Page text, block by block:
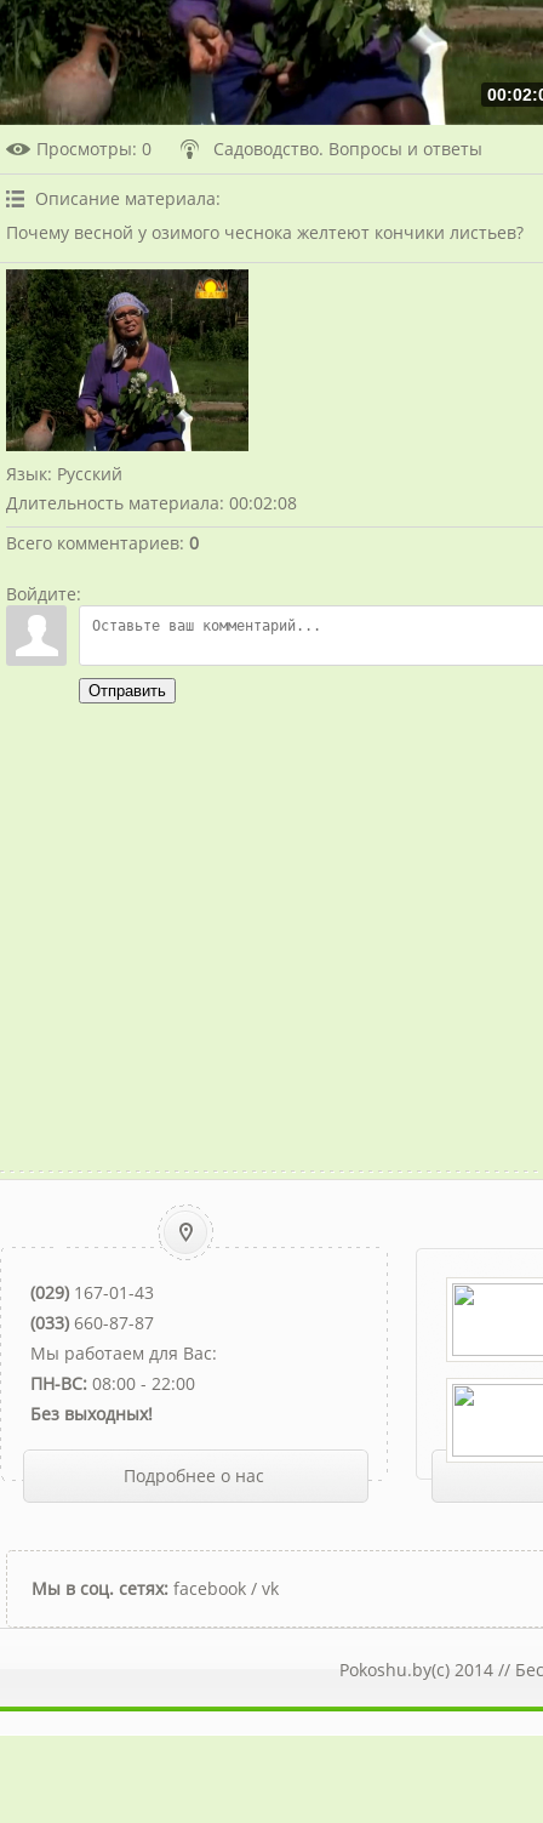
Просмотры: 0 Садоводство. Вопросы и ответы
Описание материала:
Почему весной у озимого чеснока желтеют кончики листьев?
Язык: Русский
Длительность материала: 00:02:08
Всего комментариев: 0
Войдите:
Отправить
(029) 167-01-43
(033) 660-87-87
Мы работаем для Вас:
ПН-ВС: 08:00 - 22:00
Без выходных!
Подробнее о нас
Мы в соц. сетях: facebook / vk
Pokoshu.by(c) 2014 //